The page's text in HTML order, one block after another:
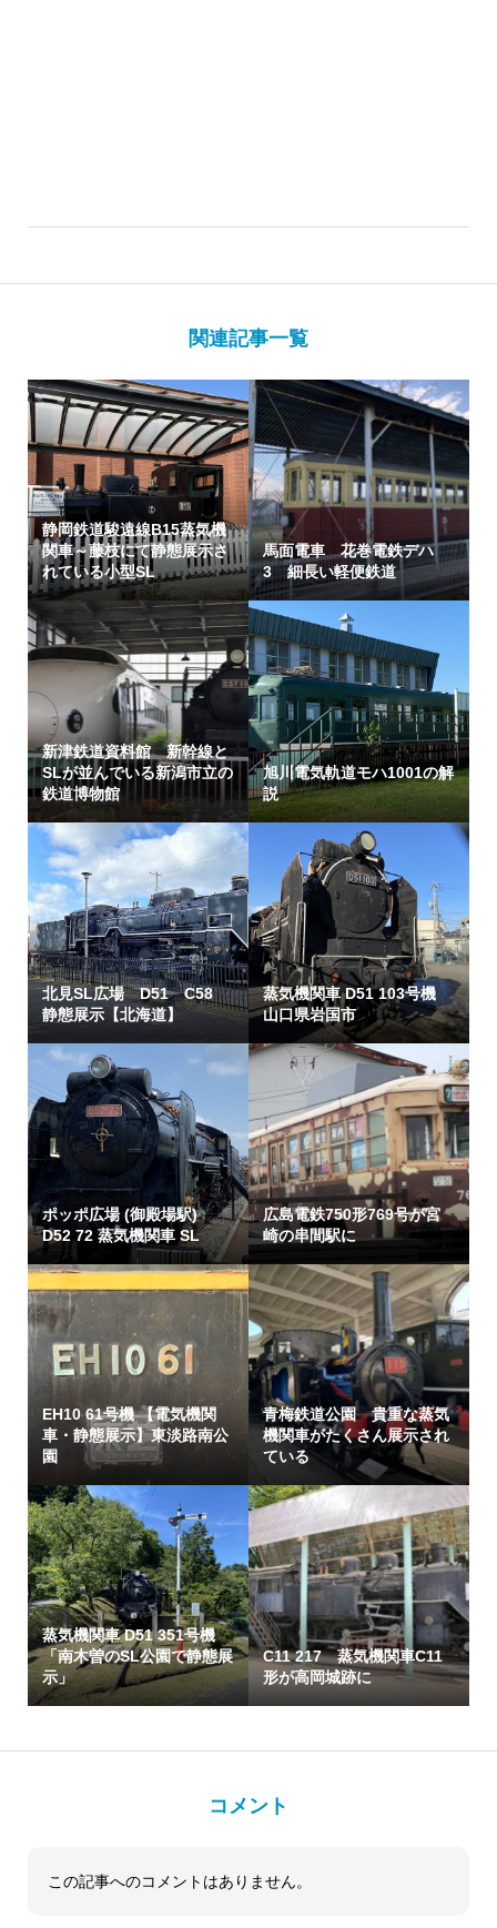
関連記事一覧
静岡鉄道駿遠線B15蒸気機
関車～藤枝にて静態展示さ
れている小型SL
馬面電車 花巻電鉄デハ
3 細長い軽便鉄道
新津鉄道資料館 新幹線と
SLが並んでいる新潟市立の
鉄道博物館
旭川電気軌道モハ1001の解
説
北見SL広場 D51 C58
静態展示【北海道】
蒸気機関車 D51 103号機
山口県岩国市
ポッポ広場 (御殿場駅)
D52 72 蒸気機関車 SL
広島電鉄750形769号が宮
崎の串間駅に
EH10 61号機 【電気機関
車・静態展示】東淡路南公
園
青梅鉄道公園 貴重な蒸気
機関車がたくさん展示され
ている
蒸気機関車 D51 351号機
「南木曽のSL公園で静態展
示」
C11 217 蒸気機関車C11
形が高岡城跡に
コメント
この記事へのコメントはありません。